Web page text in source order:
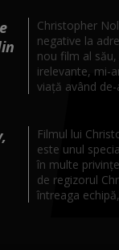
Christopher
negative la
nou film al său,
irelevante, mi-
viață având de-
Filmul lui
este unul
în multe
de regizorul
întreaga